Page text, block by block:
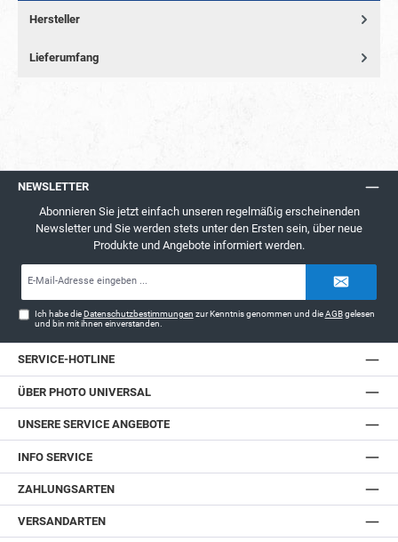
Hersteller
Lieferumfang
NEWSLETTER
Abonnieren Sie jetzt einfach unseren regelmäßig erscheinenden
Newsletter und Sie werden stets unter den Ersten sein, über neue
Produkte und Angebote informiert werden.
Ich habe dieDatenschutzbestimmungen zur Kenntnis genommen und dieAGBgelesen
und bin mit ihnen einverstanden.
SERVICE-HOTLINE
ÜBER PHOTO UNIVERSAL
UNSERE SERVICE ANGEBOTE
INFO SERVICE
ZAHLUNGSARTEN
VERSANDARTEN